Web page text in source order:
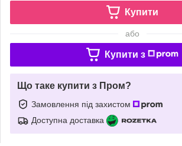
Купити
або
Купити з
Що таке купити з Пром?
Замовлення під захистом
Доступна доставка